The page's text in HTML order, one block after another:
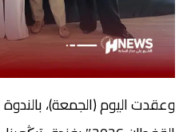
وعقدت اليوم (الجمعة)،